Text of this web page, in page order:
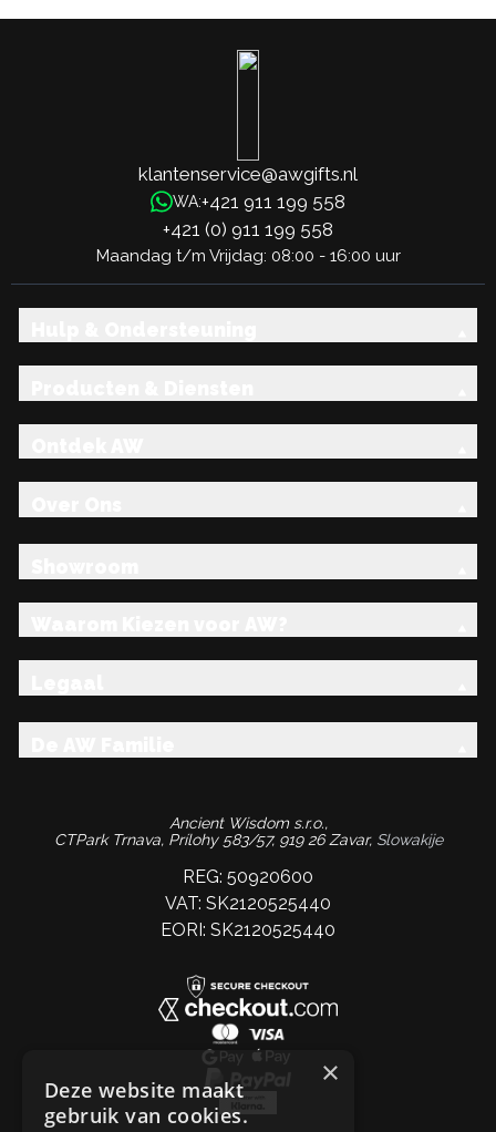
klantenservice@awgifts.nl
WA:+421 911 199 558
+421 (0) 911 199 558
Maandag t/m Vrijdag: 08:00 - 16:00 uur
Ancient Wisdom s.r.o.,
CTPark Trnava, Prílohy 583/57, 919 26 Zavar, Slowakije
REG: 50920600
VAT: SK2120525440
EORI: SK2120525440
×
Deze website maakt
gebruik van cookies.